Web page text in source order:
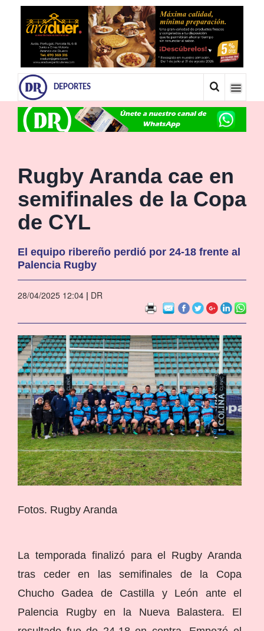
DEPORTES
Rugby Aranda cae en
semifinales de la Copa
de CYL
El equipo ribereño perdió por 24-18 frente al
Palencia Rugby
28/04/2025 12:04 | DR
Fotos. Rugby Aranda
La temporada finalizó para el Rugby Aranda
tras ceder en las semifinales de la Copa
Chucho Gadea de Castilla y León ante el
Palencia Rugby en la Nueva Balastera. El